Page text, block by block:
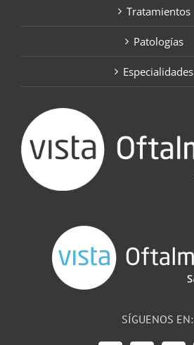
Tratamientos
Patologías
Especialidades
SÍGUENOS EN: